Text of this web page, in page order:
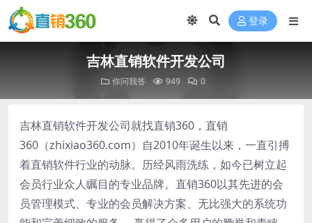
登录
吉林直销软件开发公司
你问我答 949 0
吉林直销软件开发公司就找直销360，直销
360（zhixiao360.com）自2010年诞生以来，一直引搏
着直销软件行业的动脉。历经风雨洗练，如今已树立起
会员行业众人瞩目的专业品牌。直销360以其先进的会
员管理模式、专业的会员解决方案、无比强大的系统功